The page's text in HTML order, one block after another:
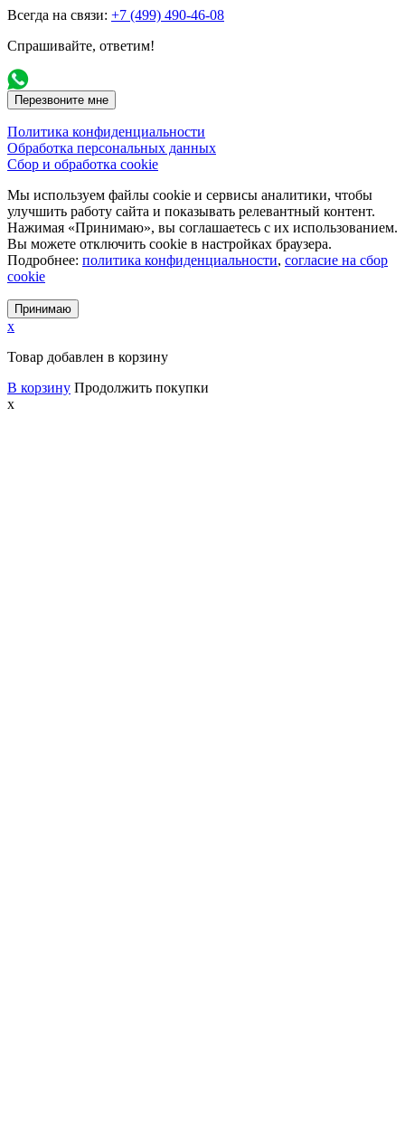
Всегда на связи: +7 (499) 490-46-08
Спрашивайте, ответим!
Перезвоните мне
Политика конфиденциальности
Обработка персональных данных
Сбор и обработка cookie
Мы используем файлы cookie и сервисы аналитики, чтобы
улучшить работу сайта и показывать релевантный контент.
Нажимая «Принимаю», вы соглашаетесь с их использованием.
Вы можете отключить cookie в настройках браузера.
Подробнее: политика конфиденциальности, согласие на сбор
cookie
Принимаю
x
Товар добавлен в корзину
В корзину Продолжить покупки
x